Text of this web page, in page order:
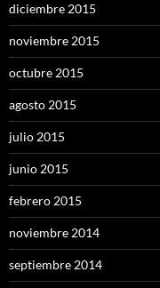
diciembre 2015
noviembre 2015
octubre 2015
agosto 2015
julio 2015
junio 2015
febrero 2015
noviembre 2014
septiembre 2014